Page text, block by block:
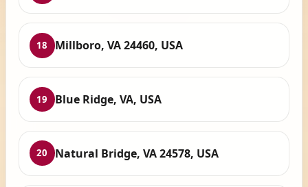
18 Millboro, VA 24460, USA
19 Blue Ridge, VA, USA
20 Natural Bridge, VA 24578, USA